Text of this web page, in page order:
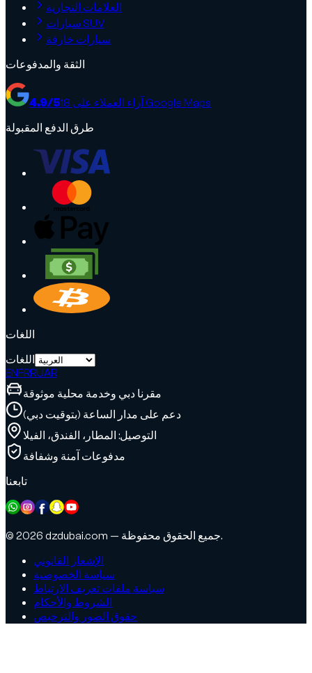
العلامات التجارية
سيارات SUV
سيارات خارقة
الثقة والمدفوعات
4.9/518
آراء العملاء على Google Maps
طرق الدفع المقبولة
اللغات
اللغات
ENFRRUAR
مقرنا دبي وخدمة محلية موثوقة
دعم على مدار الساعة (بتوقيت دبي)
التوصيل: المطار، الفندق، الفيلا
مدفوعات آمنة وشفافة
تابعنا
© 2026 dzdubai.com — جميع الحقوق محفوظة.
الإشعار القانوني
سياسة الخصوصية
سياسة ملفات تعريف الارتباط
الشروط والأحكام
حقوق الصور والترخيص